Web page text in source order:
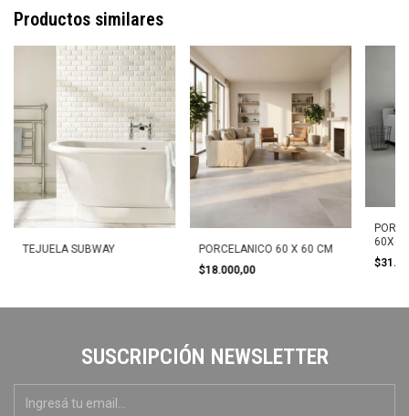
Productos similares
TEJUELA SUBWAY
PORCELANICO 60 X 60 CM
$18.000,00
60X60
SUSCRIPCIÓN NEWSLETTER